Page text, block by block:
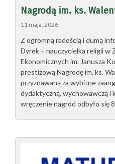
Nagrodą im. ks.
11 maja, 2026
Z ogromną radością i dumą
Dyrek – nauczycielka religii w
Ekonomicznych im. Janusza
prestiżową Nagrodę im. ks.
przyznawaną za wybitne
dydaktyczną, wychowawczą
wręczenie nagród odbyło się